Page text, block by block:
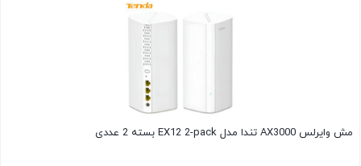
مش وایرلس AX3000 تندا مدل EX12 2-pack بسته 2 عددی